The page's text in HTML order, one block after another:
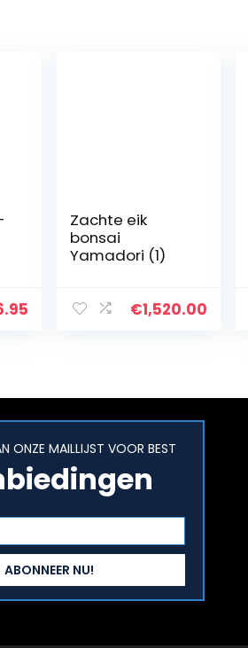
Zachte eik
bonsai
Yamadori (1)
€1,520.00
ONZE MAILLIJST VOOR BEST